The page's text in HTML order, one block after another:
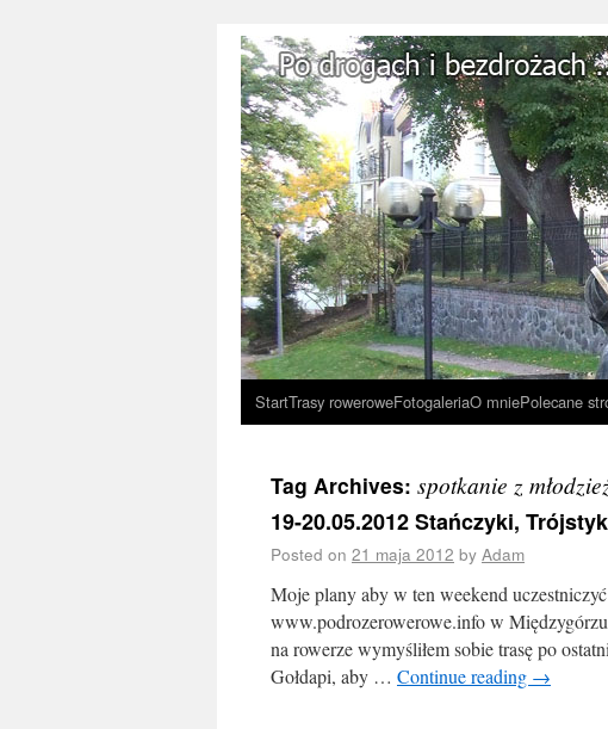
StartTrasy roweroweFotogaleriaO mniePolecane
Tag Archives: spotkanie z
19-20.05.2012 Stańczyki,
Posted on 21 maja 2012 by Adam
Moje plany aby w ten weekend
www.podrozerowerowe.info w
na rowerze wymyśliłem sobie trasę po
Gołdapi, aby … Continue reading →